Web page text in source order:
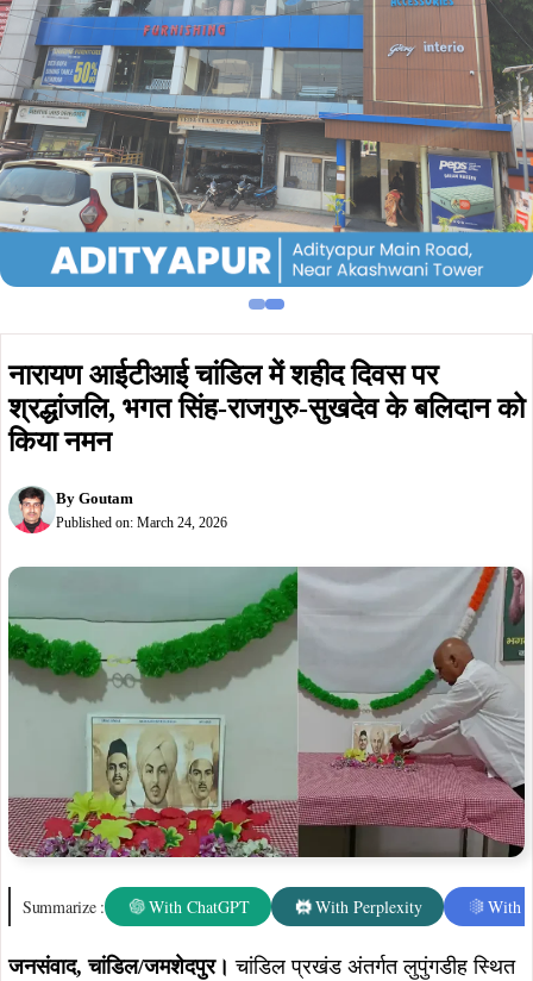
नारायण आईटीआई चांडिल में शहीद दिवस पर
श्रद्धांजलि, भगत सिंह-राजगुरु-सुखदेव के बलिदान को
किया नमन
By Goutam
Published on: March 24, 2026
Summarize : With ChatGPT With Perplexity With
जनसंवाद,चांडिल/जमशेदपुर।चांडिल प्रखंड अंतर्गत लुपुंगडीह स्थित